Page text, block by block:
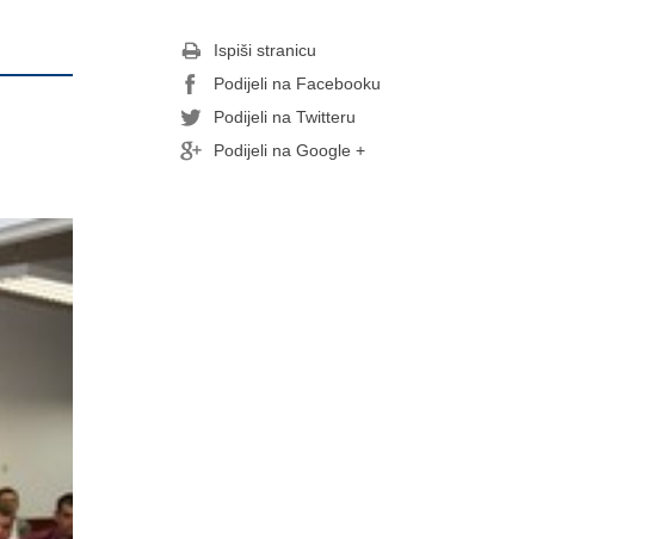
Ispiši stranicu
Podijeli na Facebooku
Podijeli na Twitteru
Podijeli na Google +